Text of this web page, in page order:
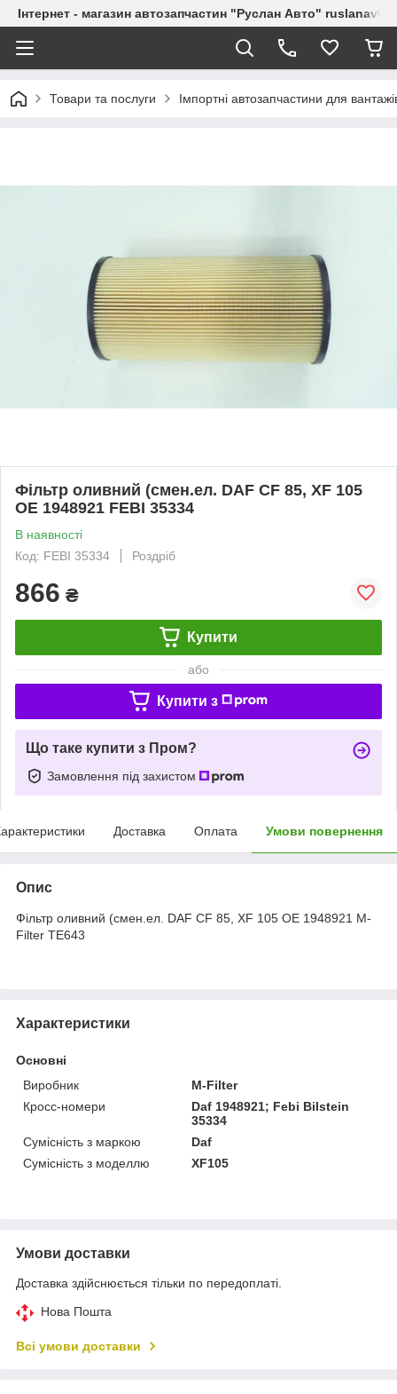
Інтернет - магазин автозапчастин "Руслан Авто"
Товари та послуги Імпортні автозапчастини для
Фільтр оливний (смен.ел. DAF CF 85, XF 105
OE 1948921 FEBI 35334
В наявності
Код: FEBI 35334
Роздріб
866 ₴
Купити
або
Купити з
Що таке купити з Пром?
Замовлення під захистом
Доставка Оплата Умови повернення
Опис
Фільтр оливний (смен.ел. DAF CF 85, XF 105 OE 1948921 M-
Filter TE643
Характеристики
Основні
Виробник
M-Filter
Кросс-номери
Daf 1948921; Febi Bilstein
35334
Сумісність з маркою
Daf
Сумісність з моделлю
XF105
Умови доставки
Доставка здійснюється тільки по передоплаті.
Нова Пошта
Всі умови доставки